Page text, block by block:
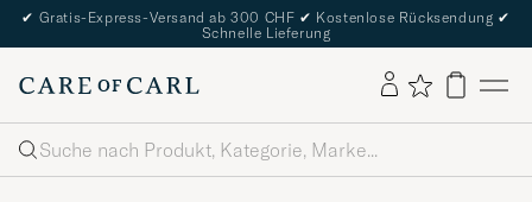
✔ Gratis-Express-Versand ab 300 CHF ✔ Kostenlose Rücksendung ✔
Schnelle Lieferung
Suche